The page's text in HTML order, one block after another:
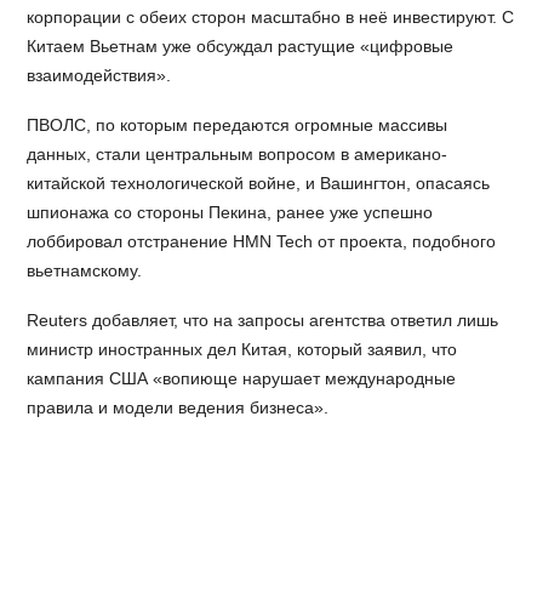
корпорации с обеих сторон масштабно в неё инвестируют. С
Китаем Вьетнам уже обсуждал растущие «цифровые
взаимодействия».
ПВОЛС, по которым передаются огромные массивы
данных, стали центральным вопросом в американо-
китайской технологической войне, и Вашингтон, опасаясь
шпионажа со стороны Пекина, ранее уже успешно
лоббировал отстранение HMN Tech от проекта, подобного
вьетнамскому.
Reuters добавляет, что на запросы агентства ответил лишь
министр иностранных дел Китая, который заявил, что
кампания США «вопиюще нарушает международные
правила и модели ведения бизнеса».